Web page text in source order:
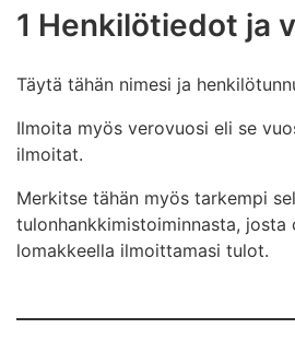
1 Henkilötiedot ja
Täytä tähän nimesi ja
Ilmoita myös verovuosi eli se
ilmoitat.
Merkitse tähän myös tarkempi
tulonhankkimistoiminnasta, josta
lomakkeella ilmoittamasi tulot.